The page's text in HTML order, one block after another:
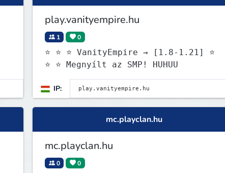
play.vanityempire.hu
1 0
⭐ ⭐ ⭐ VanityEmpire → [1.8-1.21] ⭐
⭐ ⭐ Megnyílt az SMP! HUHUU
IP:
mc.playclan.hu
mc.playclan.hu
0 0